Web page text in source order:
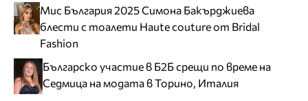
Мис България 2025 Симона Бакърджиева
блести с тоалети Haute couture от Bridal
Fashion
Българско участие в Б2Б срещи по време на
Седмица на модата в Торино, Италия